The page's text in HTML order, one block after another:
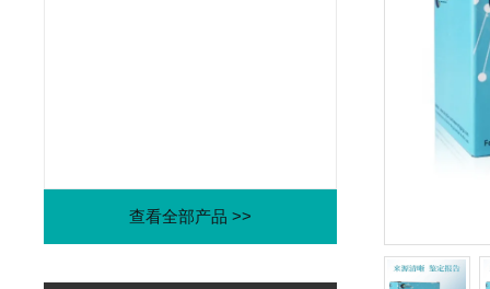
查看全部产品 >>